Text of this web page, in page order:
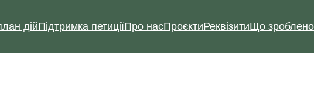
дійПідтримка петиціїПро насПроєктиРеквізитиЩо зроблено